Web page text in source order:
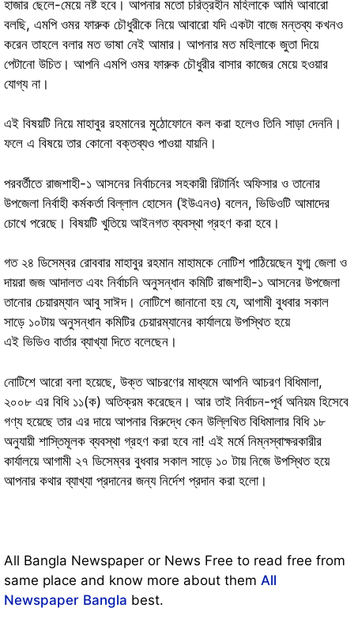
হাজার ছেলে-মেয়ে নষ্ট হবে। আপনার মতো চরিত্রহীন মহিলাকে আমি আবারো
বলছি, এমপি ওমর ফারুক চৌধুরীকে নিয়ে আবারো যদি একটা বাজে মন্তব্য কখনও
করেন তাহলে বলার মত ভাষা নেই আমার। আপনার মত মহিলাকে জুতা দিয়ে
পেটানো উচিত। আপনি এমপি ওমর ফারুক চৌধুরীর বাসার কাজের মেয়ে হওয়ার
যোগ্য না।
এই বিষয়টি নিয়ে মাহাবুর রহমানের মুঠোফোনে কল করা হলেও তিনি সাড়া দেননি।
ফলে এ বিষয়ে তার কোনো বক্তব্যও পাওয়া যায়নি।
পরবর্তীতে রাজশাহী-১ আসনের নির্বাচনের সহকারী রিটার্নিং অফিসার ও তানোর
উপজেলা নির্বাহী কর্মকর্তা বিল্লাল হোসেন (ইউএনও) বলেন, ভিডিওটি আমাদের
চোখে পরেছে। বিষয়টি খুতিয়ে আইনগত ব্যবস্থা গ্রহণ করা হবে।
গত ২৪ ডিসেম্বর রোববার মাহাবুর রহমান মাহামকে নোটিশ পাঠিয়েছেন যুগ্ম জেলা ও
দায়রা জজ আদালত এবং নির্বাচনি অনুসন্ধান কমিটি রাজশাহী-১ আসনের উপজেলা
তানোর চেয়ারম্যান আবু সাঈদ। নোটিশে জানানো হয় যে, আগামী বুধবার সকাল
সাড়ে ১০টায় অনুসন্ধান কমিটির চেয়ারম্যানের কার্যালয়ে উপস্থিত হয়ে
এই ভিডিও বার্তার ব্যাখ্যা দিতে বলেছেন।
নোটিশে আরো বলা হয়েছে, উক্ত আচরণের মাধ্যমে আপনি আচরণ বিধিমালা,
২০০৮ এর বিধি ১১(ক) অতিক্রম করেছেন। আর তাই নির্বাচন-পূর্ব অনিয়ম হিসেবে
গণ্য হয়েছে তার এর দায়ে আপনার বিরুদ্ধে কেন উল্লিখিত বিধিমালার বিধি ১৮
অনুযায়ী শাস্তিমূলক ব্যবস্থা গ্রহণ করা হবে না! এই মর্মে নিম্নস্বাক্ষরকারীর
কার্যালয়ে আগামী ২৭ ডিসেম্বর বুধবার সকাল সাড়ে ১০ টায় নিজে উপস্থিত হয়ে
আপনার কথার ব্যাখ্যা প্রদানের জন্য নির্দেশ প্রদান করা হলো।
All Bangla Newspaper or News Free to read free from
same place and know more about them All
Newspaper Bangla best.